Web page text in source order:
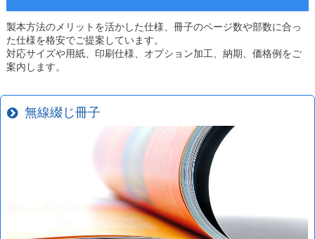
製本方法のメリットを活かした仕様、冊子のページ数や部数に合っ
た仕様を格安でご提案しています。
対応サイズや用紙、印刷仕様、オプション加工、納期、価格例をご
案内します。
無線綴じ冊子